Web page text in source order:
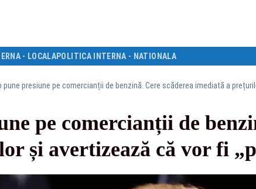
- LOCALAPOLITICA INTERNA - NATIONALA
pune presiune pe comercianții de benzină. Cere scăderea imediată a
pe comercianții de
și avertizează că vor fi